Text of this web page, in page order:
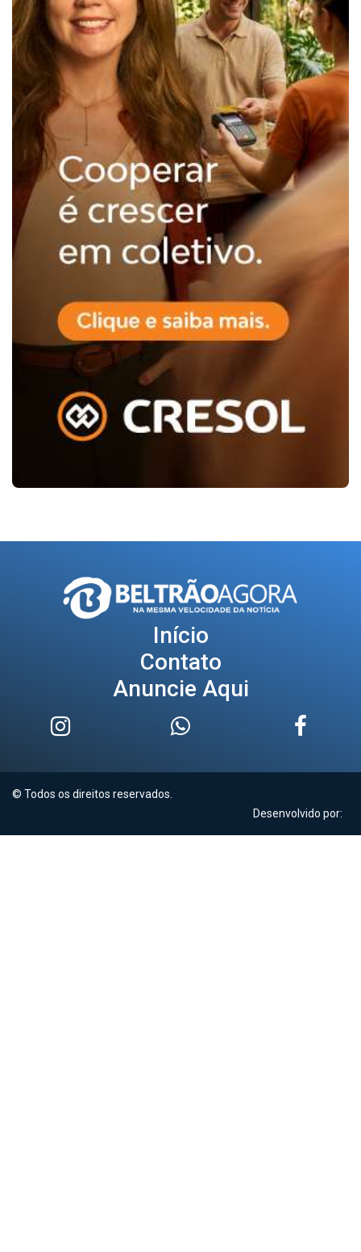
Início
Contato
Anuncie Aqui
© Todos os direitos reservados.
Desenvolvido por: